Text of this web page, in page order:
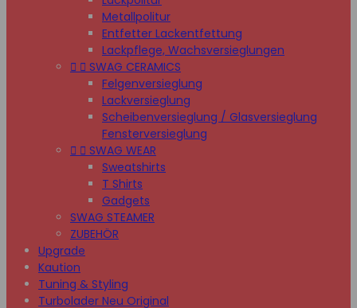
Metallpolitur
Entfetter Lackentfettung
Lackpflege, Wachsversieglungen
  SWAG CERAMICS
Felgenversieglung
Lackversieglung
Scheibenversieglung / Glasversieglung
Fensterversieglung
  SWAG WEAR
Sweatshirts
T Shirts
Gadgets
SWAG STEAMER
ZUBEHÖR
Upgrade
Kaution
Tuning & Styling
Turbolader Neu Original